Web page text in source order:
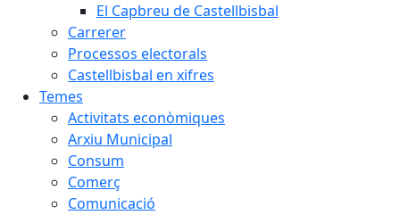
El Capbreu de Castellbisbal
Carrerer
Processos electorals
Castellbisbal en xifres
Temes
Activitats econòmiques
Arxiu Municipal
Consum
Comerç
Comunicació